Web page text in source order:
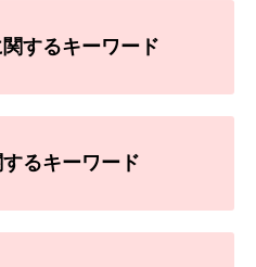
するキーワード
るキーワード